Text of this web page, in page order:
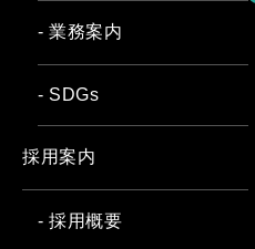
- 業務案内
- SDGs
採用案内
- 採用概要